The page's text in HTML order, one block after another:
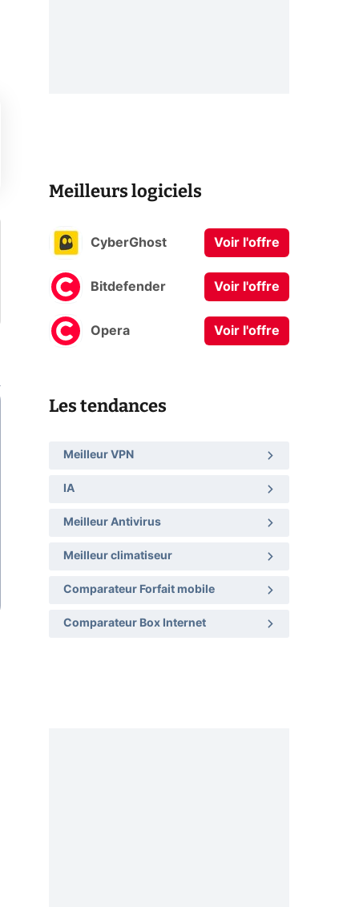
Meilleurs logiciels
CyberGhost Voir l'offre
Bitdefender Voir l'offre
Opera Voir l'offre
Les tendances
Meilleur VPN
IA
Meilleur Antivirus
Meilleur climatiseur
Comparateur Forfait mobile
Comparateur Box Internet